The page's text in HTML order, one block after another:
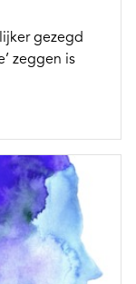
gezegd
zeggen is